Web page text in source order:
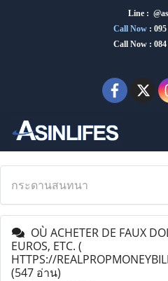
Line :
Call Now :
Call Now : 084
กระดานสนทนา
OÙ ACHETER DE FAUX
EUROS, ETC. (
HTTPS://
(547 อ่าน)